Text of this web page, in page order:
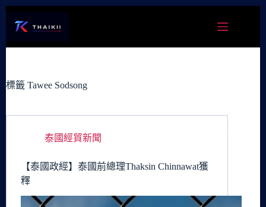
容
標籤 Tawee Sodsong
泰國經貿新聞
【泰國政經】泰國前總理Thaksin Chinnawat獲
釋